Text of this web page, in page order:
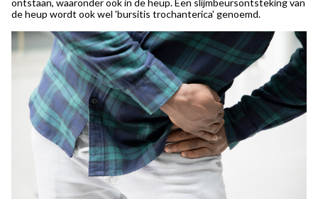
ontstaan, waaronder ook in de heup. Een slijmbeursontsteking van
de heup wordt ook wel 'bursitis trochanterica' genoemd.